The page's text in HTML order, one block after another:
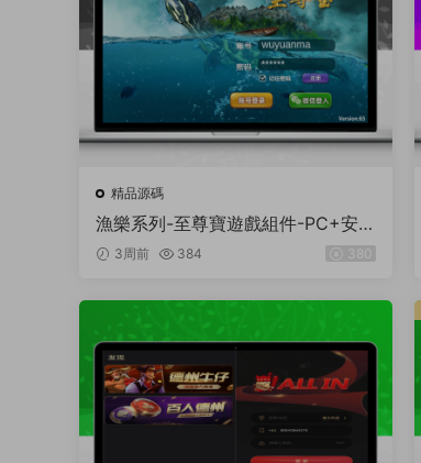
精品源碼
漁樂系列-至尊寶遊戲組件-PC+安卓
+蘋果3端
3周前 384 380